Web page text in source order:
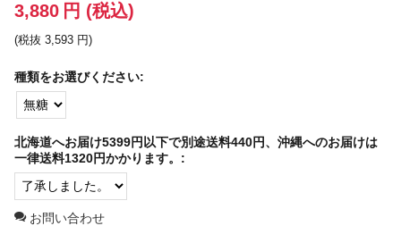
3,880 円 (税込)
(税抜 3,593 円)
種類をお選びください:
北海道へお届け5399円以下で別途送料440円、沖縄へのお届けは
一律送料1320円かかります。:
お問い合わせ